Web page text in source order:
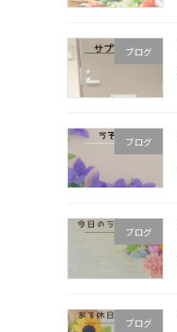
ブログ
ブログ
ブログ
ブログ